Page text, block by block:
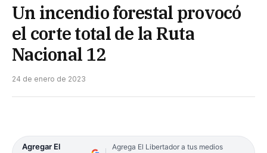
Un incendio forestal provocó
el corte total de la Ruta
Nacional 12
24 de enero de 2023
Agregar El
Agrega El Libertador a tus medios